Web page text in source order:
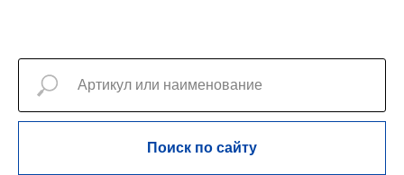
Поиск по сайту